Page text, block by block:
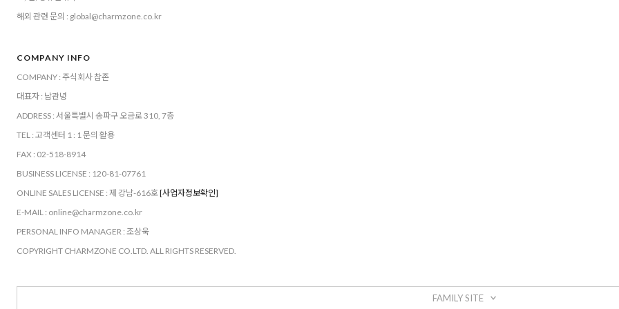
해외 관련 문의 : global@charmzone.co.kr
COMPANY INFO
COMPANY : 주식회사 참존
대표자 : 남관녕
ADDRESS : 서울특별시 송파구 오금로 310, 7층
TEL : 고객센터 1 : 1 문의 활용
FAX : 02-518-8914
BUSINESS LICENSE : 120-81-07761
ONLINE SALES LICENSE : 제 강남-616호[사업자정보확인]
E-MAIL : online@charmzone.co.kr
PERSONAL INFO MANAGER : 조상욱
COPYRIGHT CHARMZONE CO.LTD. ALL RIGHTS RESERVED.
FAMILY SITE